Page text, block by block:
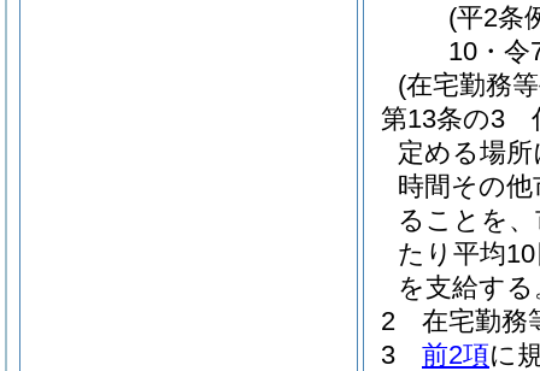
(平2条
10・令
(在宅勤務
第13条の3
定める場
時間その
ることを
たり平均
を支給する
2
在宅勤務
3
前2項に